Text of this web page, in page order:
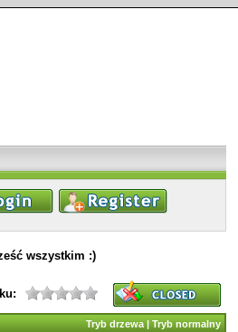
wszystkim :)
Tryb drzewa | Tryb normalny